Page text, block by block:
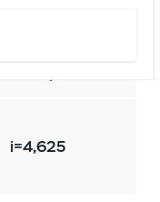
i=4,625